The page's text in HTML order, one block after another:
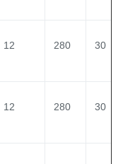
12 280 30
12 280 30